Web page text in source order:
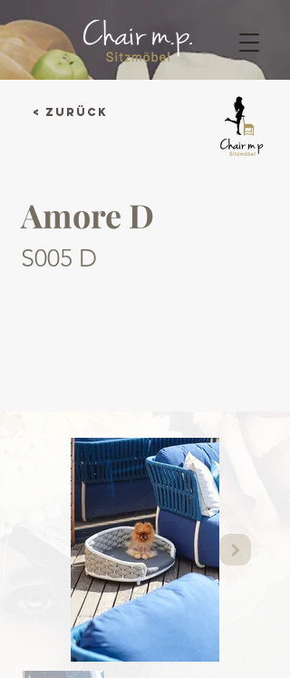
< Zurück
Amore D
S005 D